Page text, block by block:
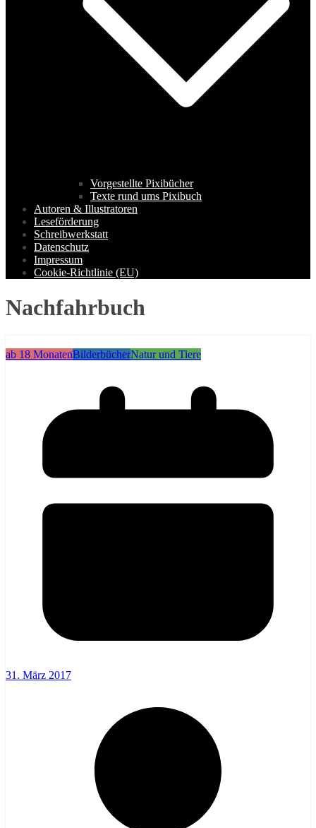
Vorgestellte Pixibücher
Texte rund ums Pixibuch
Autoren & Illustratoren
Leseförderung
Schreibwerkstatt
Datenschutz
Impressum
Cookie-Richtlinie (EU)
Nachfahrbuch
ab 18 MonatenBilderbücherNatur und Tiere
31. März 2017